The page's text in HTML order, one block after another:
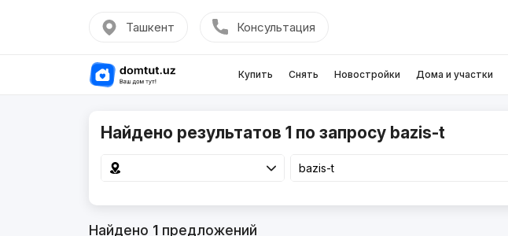
Ташкент Консультация
Купить Снять Новостройки Дома и участки
Найдено результатов 1 по запросу bazis-t
Найдено 1предложений